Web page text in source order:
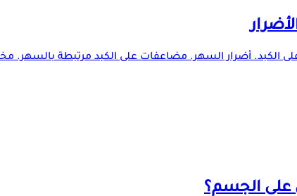
الكبد. أضرار السهر. مضاعفات على الكبد مرتبطة بالسهر.
على الجسم؟